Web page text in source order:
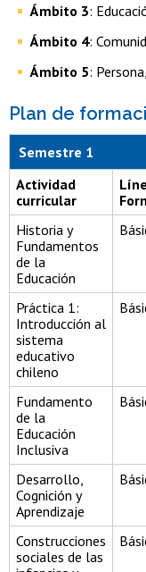
Ámbito 3:
Ámbito 4:
Ámbito 5:
Plan de
Semestre 1
Actividad
curricular
Historia y
Fundamentos
de la
Educación
Práctica 1:
Introducción al
sistema
educativo
chileno
Fundamento
de la
Educación
Inclusiva
Desarrollo,
Cognición y
Aprendizaje
Construcciones
sociales de las